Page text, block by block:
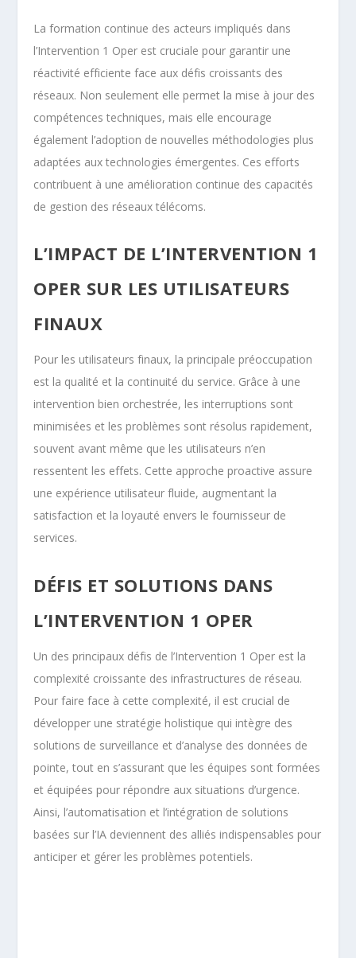
La formation continue des acteurs impliqués dans
l’Intervention 1 Oper est cruciale pour garantir une
réactivité efficiente face aux défis croissants des
réseaux. Non seulement elle permet la mise à jour des
compétences techniques, mais elle encourage
également l’adoption de nouvelles méthodologies plus
adaptées aux technologies émergentes. Ces efforts
contribuent à une amélioration continue des capacités
de gestion des réseaux télécoms.
L’IMPACT DE L’INTERVENTION 1
OPER SUR LES UTILISATEURS
FINAUX
Pour les utilisateurs finaux, la principale préoccupation
est la qualité et la continuité du service. Grâce à une
intervention bien orchestrée, les interruptions sont
minimisées et les problèmes sont résolus rapidement,
souvent avant même que les utilisateurs n’en
ressentent les effets. Cette approche proactive assure
une expérience utilisateur fluide, augmentant la
satisfaction et la loyauté envers le fournisseur de
services.
DÉFIS ET SOLUTIONS DANS
L’INTERVENTION 1 OPER
Un des principaux défis de l’Intervention 1 Oper est la
complexité croissante des infrastructures de réseau.
Pour faire face à cette complexité, il est crucial de
développer une stratégie holistique qui intègre des
solutions de surveillance et d’analyse des données de
pointe, tout en s’assurant que les équipes sont formées
et équipées pour répondre aux situations d’urgence.
Ainsi, l’automatisation et l’intégration de solutions
basées sur l’IA deviennent des alliés indispensables pour
anticiper et gérer les problèmes potentiels.